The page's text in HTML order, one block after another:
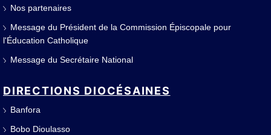
Nos partenaires
Message du Président de la Commission Épiscopale pour
l'Éducation Catholique
Message du Secrétaire National
DIRECTIONS DIOCÉSAINES
Banfora
Bobo Dioulasso